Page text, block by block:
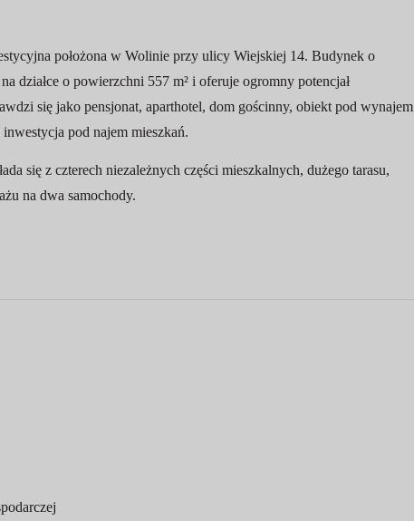
położona w Wolinie przy ulicy Wiejskiej 14. Budynek o
działce o powierzchni 557 m² i oferuje ogromny potencjał
się jako pensjonat, aparthotel, dom gościnny, obiekt pod wynajem
pod najem mieszkań.
się z czterech niezależnych części mieszkalnych, dużego tarasu,
na dwa samochody.